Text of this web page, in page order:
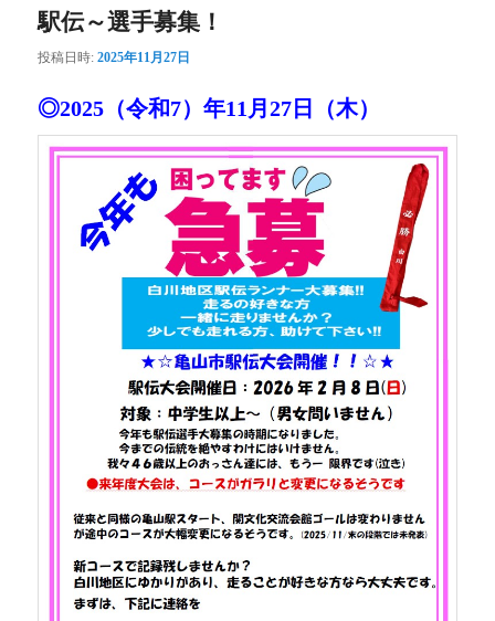
駅伝～選手募集！
投稿日時:2025年11月27日
◎2025（令和7）年11月27日（木）